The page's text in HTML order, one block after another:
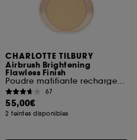
CHARLOTTE TILBURY
Airbrush Brightening
Flawless Finish
Poudre matifiante rechargeable
67
55,00€
2 teintes disponibles